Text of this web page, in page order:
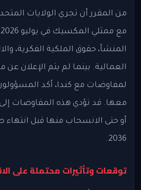
من المقرر أن تجري الولايات
المنشأ، حقوق الملكية الفكرية،
العمالية. بينما لم يتم الإعلان عن
لمفاوضات مع كندا، أكد
معها. قد تؤدي هذه المفاوضات إلى
أو حتى الانسحاب منها قبل انتهاء
2036.
توقعات وتأثيرات محتملة على